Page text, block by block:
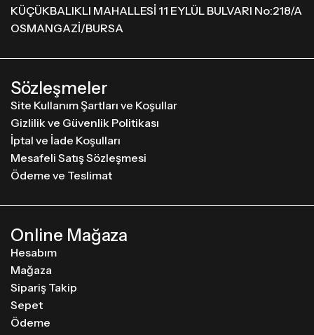
KÜÇÜKBALIKLI MAHALLESİ 11 EYLÜL BULVARI No:218/A
OSMANGAZİ/BURSA
Sözleşmeler
Site Kullanım Şartları ve Koşullar
Gizlilik ve Güvenlik Politikası
İptal ve İade Koşulları
Mesafeli Satış Sözleşmesi
Ödeme ve Teslimat
Online Mağaza
Hesabım
Mağaza
Sipariş Takip
Sepet
Ödeme